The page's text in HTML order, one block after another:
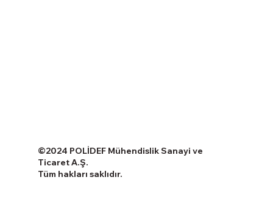
©2024 POLİDEF Mühendislik Sanayi ve
Ticaret A.Ş.
Tüm hakları saklıdır.